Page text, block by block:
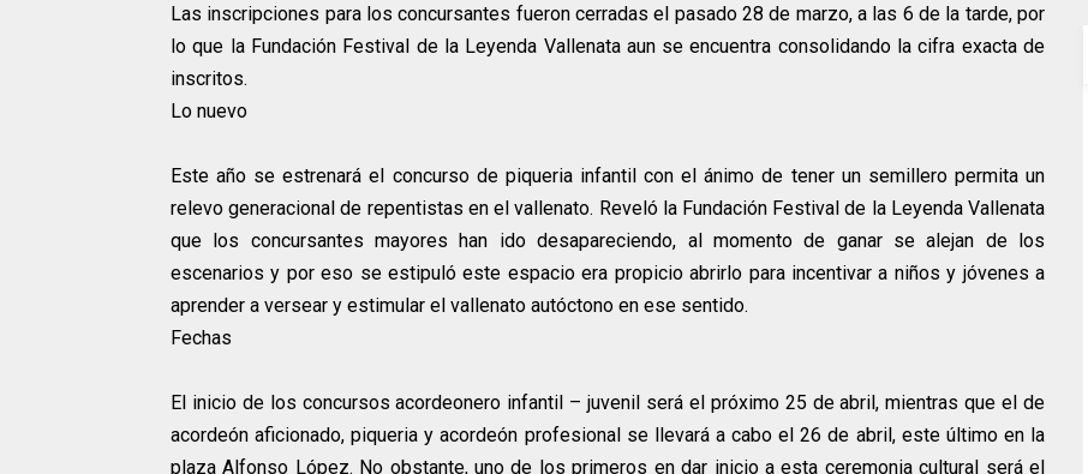
Las inscripciones para los concursantes fueron cerradas el pasado 28 de marzo, a las 6 de la tarde, por
lo que la Fundación Festival de la Leyenda Vallenata aun se encuentra consolidando la cifra exacta de
inscritos.
Lo nuevo
Este año se estrenará el concurso de piqueria infantil con el ánimo de tener un semillero permita un
relevo generacional de repentistas en el vallenato. Reveló la Fundación Festival de la Leyenda Vallenata
que los concursantes mayores han ido desapareciendo, al momento de ganar se alejan de los
escenarios y por eso se estipuló este espacio era propicio abrirlo para incentivar a niños y jóvenes a
aprender a versear y estimular el vallenato autóctono en ese sentido.
Fechas
El inicio de los concursos acordeonero infantil – juvenil será el próximo 25 de abril, mientras que el de
acordeón aficionado, piqueria y acordeón profesional se llevará a cabo el 26 de abril, este último en la
plaza Alfonso López. No obstante, uno de los primeros en dar inicio a esta ceremonia cultural será el